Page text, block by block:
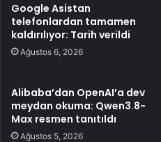
Google Asistan
telefonlardan tamamen
kaldırılıyor: Tarih verildi
Ağustos 6, 2026
Alibaba’dan OpenAI’a dev
meydan okuma: Qwen3.8-
Max resmen tanıtıldı
Ağustos 5, 2026